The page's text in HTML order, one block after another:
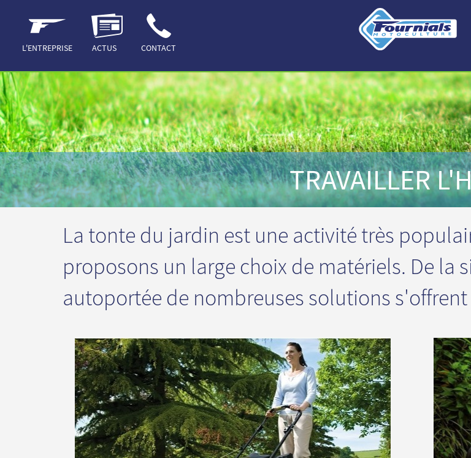
L'ENTREPRISE ACTUS CONTACT
HERBE
TRAVAILLER
La tonte du jardin est une activité très
proposons un large choix de matériels. De la
autoportée de nombreuses solutions s'offrent